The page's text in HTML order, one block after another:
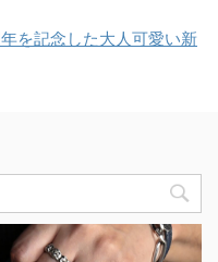
を記念した大人可愛い新